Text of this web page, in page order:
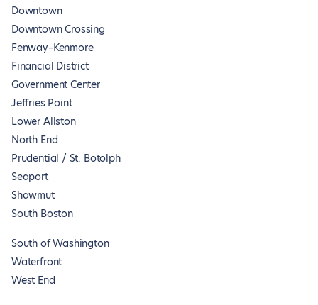
Downtown
Downtown Crossing
Fenway–Kenmore
Financial District
Government Center
Jeffries Point
Lower Allston
North End
Prudential / St. Botolph
Seaport
Shawmut
South Boston
South of Washington
Waterfront
West End